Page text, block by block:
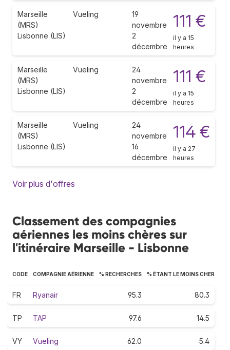
Marseille
(MRS)
Lisbonne (LIS)
Vueling
19
novembre
2
décembre
111 €
il y a 15
heures
Marseille
(MRS)
Lisbonne (LIS)
Vueling
24
novembre
2
décembre
111 €
il y a 15
heures
Marseille
(MRS)
Lisbonne (LIS)
Vueling
24
novembre
16
décembre
114 €
il y a 27
heures
Voir plus d'offres
Classement des compagnies
aériennes les moins chères sur
l'itinéraire Marseille - Lisbonne
CODE COMPAGNIE AÉRIENNE % RECHERCHES % ÉTANT LE MOINS CHER
FR Ryanair 95.3 80.3
TP TAP 97.6 14.5
VY Vueling 62.0 5.4